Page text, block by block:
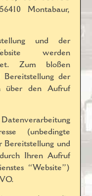
Montabaur,
und der
werden
Zum bloßen
der
über den Aufruf
(unbedingte
Bereitstellung und
Ihren Aufruf
“Website”)